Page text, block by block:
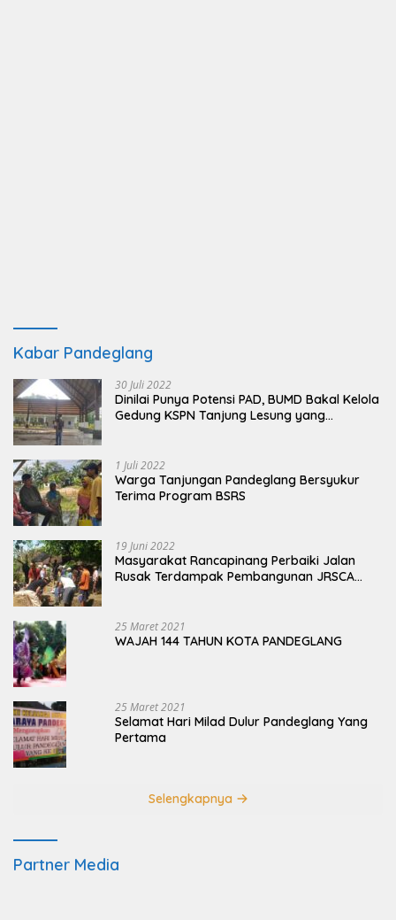
Kabar Pandeglang
30 Juli 2022
Dinilai Punya Potensi PAD, BUMD Bakal Kelola
Gedung KSPN Tanjung Lesung yang
1 Juli 2022
Warga Tanjungan Pandeglang Bersyukur
Terima Program BSRS
19 Juni 2022
Masyarakat Rancapinang Perbaiki Jalan
Rusak Terdampak Pembangunan JRSCA
25 Maret 2021
WAJAH 144 TAHUN KOTA PANDEGLANG
25 Maret 2021
Selamat Hari Milad Dulur Pandeglang Yang
Pertama
Selengkapnya
Partner Media